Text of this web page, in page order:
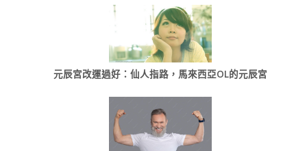
元辰宮改運過好：仙人指路，馬來西亞OL的元辰宮